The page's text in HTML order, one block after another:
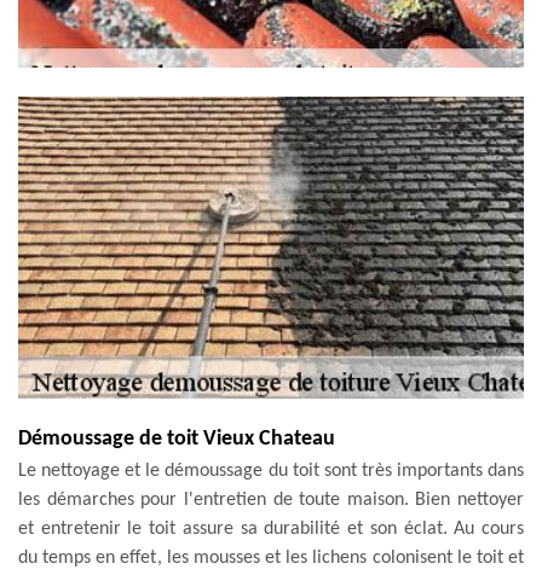
Démoussage de toit Vieux Chateau
Le nettoyage et le démoussage du toit sont très importants dans
les démarches pour l'entretien de toute maison. Bien nettoyer
et entretenir le toit assure sa durabilité et son éclat. Au cours
du temps en effet, les mousses et les lichens colonisent le toit et